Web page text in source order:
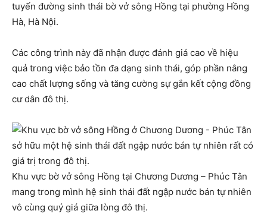
tuyến đường sinh thái bờ vở sông Hồng tại phường Hồng
Hà, Hà Nội.
Các công trình này đã nhận được đánh giá cao về hiệu
quả trong việc bảo tồn đa dạng sinh thái, góp phần nâng
cao chất lượng sống và tăng cường sự gắn kết cộng đồng
cư dân đô thị.
Khu vực bờ vở sông Hồng tại Chương Dương – Phúc Tân
mang trong mình hệ sinh thái đất ngập nước bán tự nhiên
vô cùng quý giá giữa lòng đô thị.